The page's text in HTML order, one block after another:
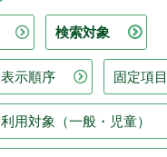
検索対象
表示順序 固定項
利用対象（一般・児童）